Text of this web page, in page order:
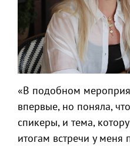
«В подобном
впервые, но поняла,
спикеры, и тема,
итогам встречи у меня